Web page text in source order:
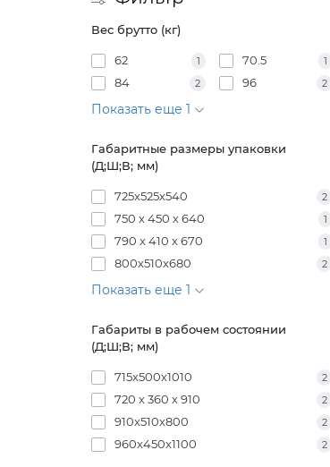
Вес брутто (кг)
62 1 70.5 1
84 2 96 2
Показать еще 1
Габаритные размеры упаковки
(Д;Ш;В; мм)
725х525х540 2
750 х 450 х 640 1
790 х 410 х 670 1
800х510х680 2
Показать еще 1
Габариты в рабочем состоянии
(Д;Ш;В; мм)
715х500х1010 2
720 х 360 х 910 2
910х510х800 2
960х450х1100 2